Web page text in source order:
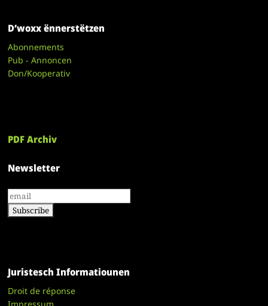
D’woxx ënnerstëtzen
Abonnements
Pub - Annoncen
Don/Kooperativ
PDF Archiv
Newsletter
Juristesch Informatiounen
Droit de réponse